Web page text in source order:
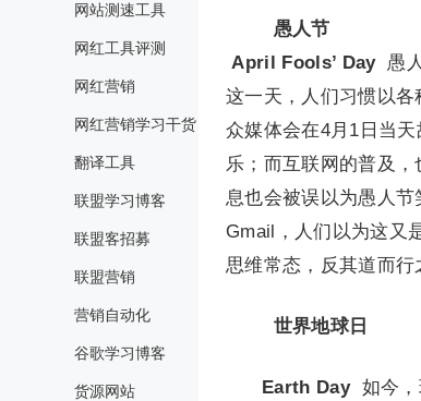
网站测速工具
网红工具评测
网红营销
网红营销学习干货
翻译工具
联盟学习博客
联盟客招募
联盟营销
营销自动化
谷歌学习博客
货源网站
愚人节
April Fools’ Day 愚
这一天，人们习惯以
众媒体会在4月1日当
乐；而互联网的普及
息也会被误以为愚人
Gmail，人们以为这又
思维常态，反其道而行
世界地球日
Earth Day 如今